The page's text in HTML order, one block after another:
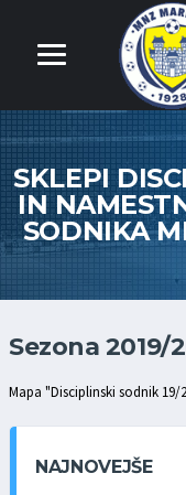
SKLEPI
IN
SODNIKA
Sezona 2019/
Mapa "Disciplinski sodnik 19/
NAJNOVEJŠE